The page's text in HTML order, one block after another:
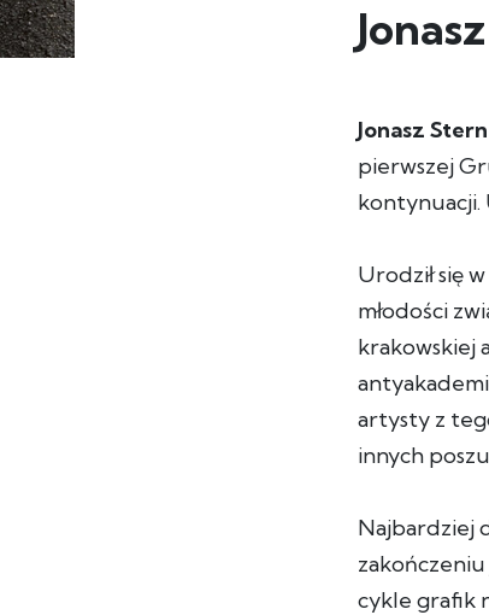
Jonasz Stern
pierwszej
kontynuacji.
Urodził się
młodości
krakowskiej
artysty z
innych
Najbardziej
cykle grafik